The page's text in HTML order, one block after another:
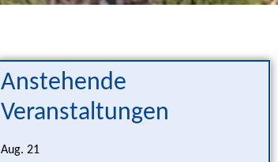
Anstehende
Veranstaltungen
Aug.21